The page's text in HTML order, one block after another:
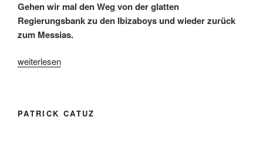
Gehen wir mal den Weg von der glatten
Regierungsbank zu den Ibizaboys und wieder zurück
zum Messias.
„Der
Männlichkeit
weiterlesen
PATRICK CATUZ